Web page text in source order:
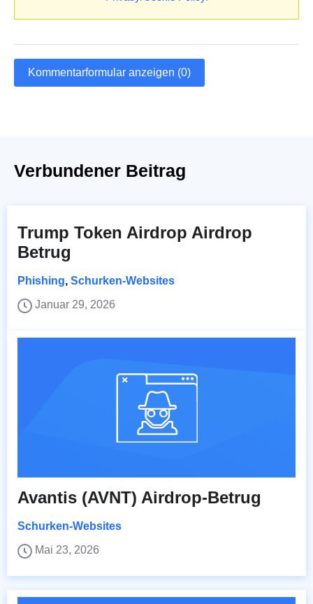
Kommentarformular anzeigen (0)
Verbundener Beitrag
Trump Token Airdrop Airdrop
Betrug
Phishing, Schurken-Websites
Januar 29, 2026
Avantis (AVNT) Airdrop-Betrug
Schurken-Websites
Mai 23, 2026